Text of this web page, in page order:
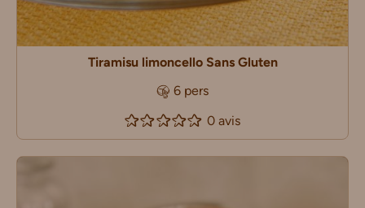
Tiramisu limoncello Sans Gluten
6 pers
0 avis